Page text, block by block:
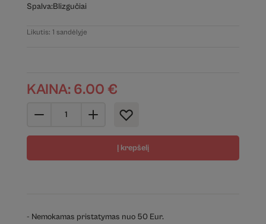
Spalva:Blizgučiai
Likutis: 1 sandėlyje
KAINA: 6.00 €
Į krepšelį
- Nemokamas pristatymas nuo 50 Eur.